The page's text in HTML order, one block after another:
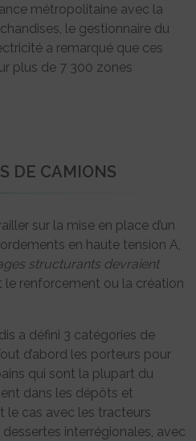
métropolitaine avec la
le gestionnaire du
a remarqué que ces
plus de 7 300 zones
DE CAMIONS
sur la mise en place d’un
en haute tension A,
structurants devraient
renforcement ou la création
a défini 3 catégories de
d’abord les porteurs pour
qui sont la plupart du
dans les dépôts et
le cas avec les tracteurs
interrégionales, avec